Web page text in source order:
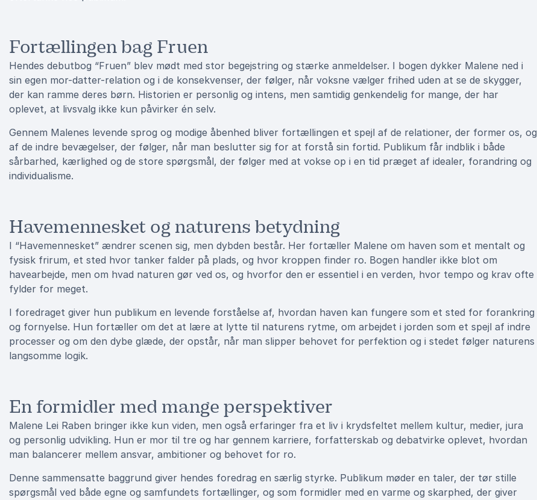
Fortællingen bag Fruen
Hendes debutbog “Fruen” blev mødt med stor begejstring og stærke anmeldelser. I bogen dykker Malene ned i
sin egen mor-datter-relation og i de konsekvenser, der følger, når voksne vælger frihed uden at se de skygger,
der kan ramme deres børn. Historien er personlig og intens, men samtidig genkendelig for mange, der har
oplevet, at livsvalg ikke kun påvirker én selv.
Gennem Malenes levende sprog og modige åbenhed bliver fortællingen et spejl af de relationer, der former os, og
af de indre bevægelser, der følger, når man beslutter sig for at forstå sin fortid. Publikum får indblik i både
sårbarhed, kærlighed og de store spørgsmål, der følger med at vokse op i en tid præget af idealer, forandring og
individualisme.
Havemennesket og naturens betydning
I “Havemennesket” ændrer scenen sig, men dybden består. Her fortæller Malene om haven som et mentalt og
fysisk frirum, et sted hvor tanker falder på plads, og hvor kroppen finder ro. Bogen handler ikke blot om
havearbejde, men om hvad naturen gør ved os, og hvorfor den er essentiel i en verden, hvor tempo og krav ofte
fylder for meget.
I foredraget giver hun publikum en levende forståelse af, hvordan haven kan fungere som et sted for forankring
og fornyelse. Hun fortæller om det at lære at lytte til naturens rytme, om arbejdet i jorden som et spejl af indre
processer og om den dybe glæde, der opstår, når man slipper behovet for perfektion og i stedet følger naturens
langsomme logik.
En formidler med mange perspektiver
Malene Lei Raben bringer ikke kun viden, men også erfaringer fra et liv i krydsfeltet mellem kultur, medier, jura
og personlig udvikling. Hun er mor til tre og har gennem karriere, forfatterskab og debatvirke oplevet, hvordan
man balancerer mellem ansvar, ambitioner og behovet for ro.
Denne sammensatte baggrund giver hendes foredrag en særlig styrke. Publikum møder en taler, der tør stille
spørgsmål ved både egne og samfundets fortællinger, og som formidler med en varme og skarphed, der giver